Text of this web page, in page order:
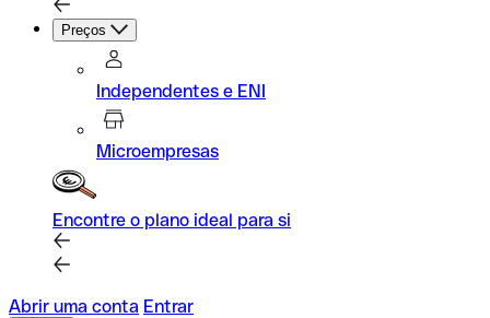
Preços
Independentes e ENI
Microempresas
Encontre o plano ideal para si
Abrir uma conta Entrar